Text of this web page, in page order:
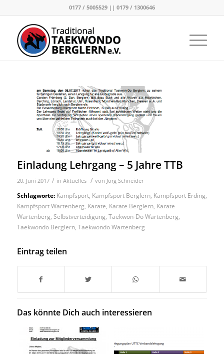
0177 / 5005529 || 0179 / 1300646
Einladung Lehrgang – 5 Jahre TTB
20. Juni 2017 / in Aktuelles / von Jörg Schneider
Schlagworte: Kampfsport, Kampfsport Berglern, Kampfsport Erding
Kampfsport Wartenberg Karate Karate Berglern, Karate
Wartenberg Selbstverteidigung Taekwon-Do Wartenberg
Taekwondo Berglern, Taekwondo Wartenberg
Eintrag teilen
Das könnte Dich auch interessieren